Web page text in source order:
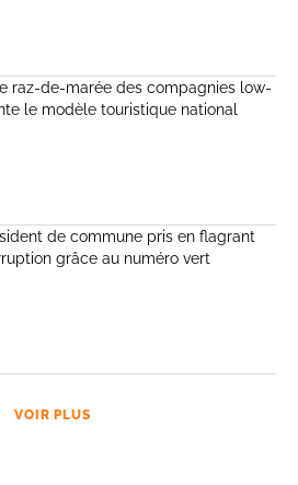
raz-de-marée des compagnies low-
le modèle touristique national
de commune pris en flagrant
grâce au numéro vert
VOIR PLUS